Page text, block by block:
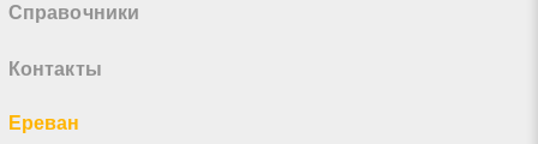
Справочники
Контакты
Ереван